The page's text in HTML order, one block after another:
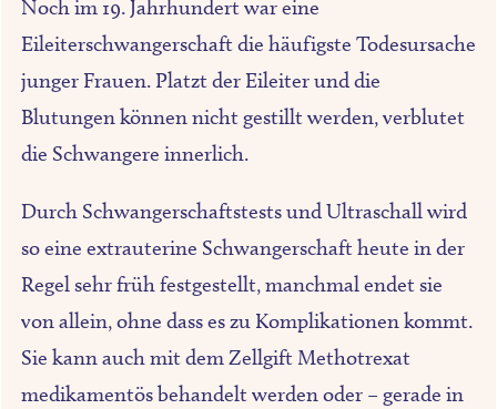
Noch im 19. Jahrhundert war eine
Eileiterschwangerschaft die häufigste Todesursache
junger Frauen. Platzt der Eileiter und die
Blutungen können nicht gestillt werden, verblutet
die Schwangere innerlich.
Durch Schwangerschaftstests und Ultraschall wird
so eine extrauterine Schwangerschaft heute in der
Regel sehr früh festgestellt, manchmal endet sie
von allein, ohne dass es zu Komplikationen kommt.
Sie kann auch mit dem Zellgift Methotrexat
medikamentös behandelt werden oder – gerade in